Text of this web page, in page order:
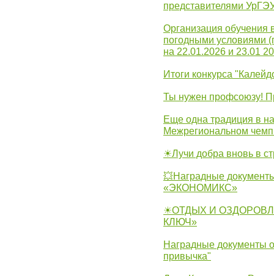
представителями
Организация обучения
погодными условиями
на 22.01.2026 и 23.01
Итоги конкурса
Ты нужен профсоюзу!
Еще одна традиция в
Межрегиональном
☀Лучи добра вновь в
💥Наградные
«ЭКОНОМИКС»
☀ОТДЫХ И
КЛЮЧ»
Наградные документы
привычка"